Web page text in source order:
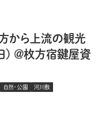
から上流の観光
) ＠枚方宿鍵屋資
自然・公園 河川敷